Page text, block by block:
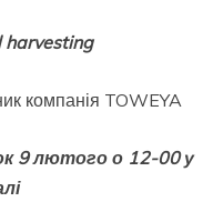
компанія TOWEYA
9 лютого о 12-00 у